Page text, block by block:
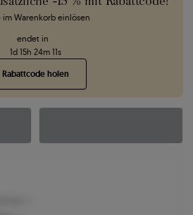
im Warenkorb einlösen
endet in
1d 15h 24m 10s
Rabattcode holen